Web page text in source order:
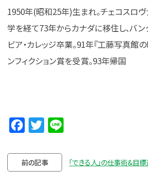
1950年(昭和25年)生まれ。チェコスロヴ
学を経て73年からカナダに移住し、バ
ビア・カレッジ卒業。91年『工藤写真館
ンフィクション賞を受賞。93年帰国
Facebook
Twitter
前の記事 「できる人」の仕事術&目